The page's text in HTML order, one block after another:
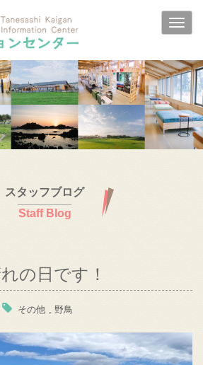
スタッフブログ
Staff Blog
の日です！
その他 , 野鳥